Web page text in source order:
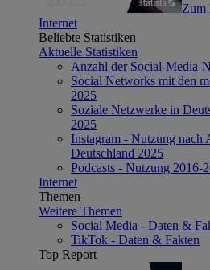
Zum
Internet
Beliebte Statistiken
Aktuelle Statistiken
Anzahl der Social-Media-
Social Networks mit den
2025
Soziale Netzwerke in
2025
Instagram - Nutzung nach
Deutschland 2025
Podcasts - Nutzung 2016-
Internet
Themen
Weitere Themen
Social Media - Daten &
TikTok - Daten & Fakten
Top Report